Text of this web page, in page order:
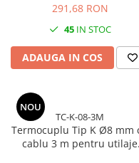
291,68 RON
45IN STOC
ADAUGA IN COS
NOU
TC-K-08-3M
Termocuplu Tip K Ø8 mm
cablu 3 m pentru utilaje